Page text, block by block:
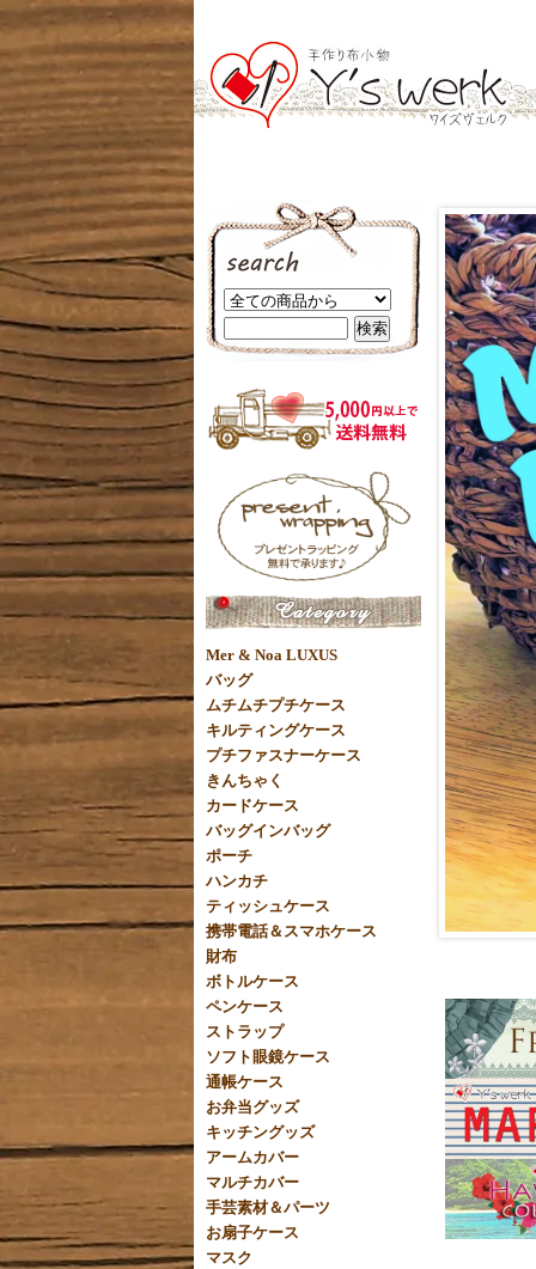
Mer & Noa LUXUS
バッグ
ムチムチプチケース
キルティングケース
プチファスナーケース
きんちゃく
カードケース
バッグインバッグ
ポーチ
ハンカチ
ティッシュケース
携帯電話＆スマホケース
財布
ボトルケース
ペンケース
ストラップ
ソフト眼鏡ケース
通帳ケース
お弁当グッズ
キッチングッズ
アームカバー
マルチカバー
手芸素材＆パーツ
お扇子ケース
マスク